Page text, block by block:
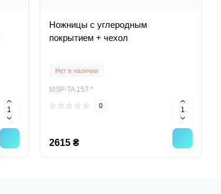
Ножницы с углеродным
покрытием + чехол
Нет в наличии
MSP-TA 157 *
0
2615 ₴